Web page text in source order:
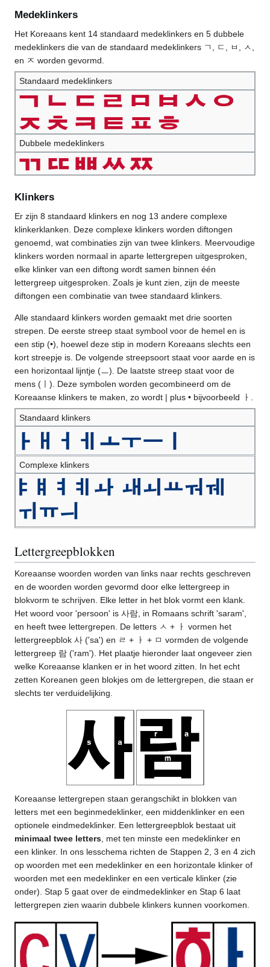
Medeklinkers
Het Koreaans kent 14 standaard medeklinkers en 5 dubbele
medeklinkers die van de standaard medeklinkers ㄱ, ㄷ, ㅂ, ㅅ,
en ㅈ worden gevormd.
Standaard medeklinkers
Dubbele medeklinkers
Klinkers
Er zijn 8 standaard klinkers en nog 13 andere complexe
klinkerklanken. Deze complexe klinkers worden diftongen
genoemd, wat combinaties zijn van twee klinkers. Meervoudige
klinkers worden normaal in aparte lettergrepen uitgesproken,
elke klinker van een diftong wordt samen binnen één
lettergreep uitgesproken. Zoals je kunt zien, zijn de meeste
diftongen een combinatie van twee standaard klinkers.
Alle standaard klinkers worden gemaakt met drie soorten
strepen. De eerste streep staat symbool voor de hemel en is
een stip (•), hoewel deze stip in modern Koreaans slechts een
kort streepje is. De volgende streepsoort staat voor aarde en is
een horizontaal lijntje (ㅡ). De laatste streep staat voor de
mens (ㅣ). Deze symbolen worden gecombineerd om de
Koreaanse klinkers te maken, zo wordt | plus • bijvoorbeeld ㅏ.
Standaard klinkers
Complexe klinkers
Lettergreepblokken
Koreaanse woorden worden van links naar rechts geschreven
en de woorden worden gevormd door elke lettergreep in
blokvorm te schrijven. Elke letter in het blok vormt een klank.
Het woord voor 'persoon' is 사람, in Romaans schrift 'saram',
en heeft twee lettergrepen. De letters ㅅ + ㅏ vormen het
lettergreepblok 사 ('sa') en ㄹ + ㅏ + ㅁ vormden de volgende
lettergreep 람 ('ram'). Het plaatje hieronder laat ongeveer zien
welke Koreaanse klanken er in het woord zitten. In het echt
zetten Koreanen geen blokjes om de lettergrepen, die staan er
slechts ter verduidelijking.
Koreaanse lettergrepen staan gerangschikt in blokken van
letters met een beginmedeklinker, een middenklinker en een
optionele eindmedeklinker. Een lettergreepblok bestaat uit
minimaal twee letters , met ten minste een medeklinker en
een klinker. In ons lesschema richten de Stappen 2, 3 en 4 zich
op woorden met een medeklinker en een horizontale klinker of
woorden met een medeklinker en een verticale klinker (zie
onder). Stap 5 gaat over de eindmedeklinker en Stap 6 laat
lettergrepen zien waarin dubbele klinkers kunnen voorkomen.